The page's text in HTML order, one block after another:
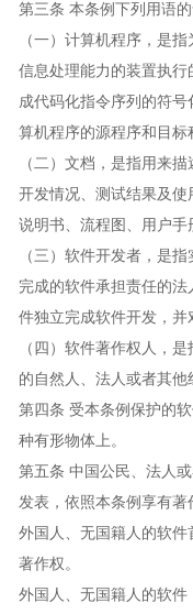
第三条 本条例下列用语的
（一）计算机程序，是
信息处理能力的装置执
成代码化指令序列的符
算机程序的源程序和目标
（二）文档，是指用来
开发情况、测试结果及
说明书、流程图、用户手
（三）软件开发者，是
完成的软件承担责任的
件独立完成软件开发，并
（四）软件著作权人，
的自然人、法人或者其他
第四条 受本条例保护的
种有形物体上。
第五条 中国公民、法人
发表，依照本条例享有著
外国人、无国籍人的软
著作权。
外国人、无国籍人的软